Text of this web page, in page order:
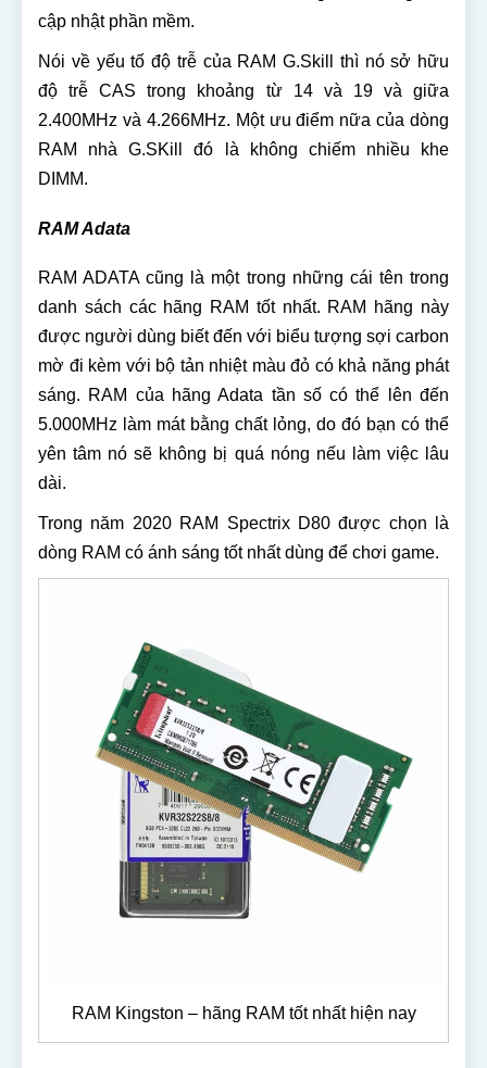
cập nhật phần mềm.
Nói về yếu tố độ trễ của RAM G.Skill thì nó sở hữu
độ trễ CAS trong khoảng từ 14 và 19 và giữa
2.400MHz và 4.266MHz. Một ưu điểm nữa của dòng
RAM nhà G.SKill đó là không chiếm nhiều khe
DIMM.
RAM Adata
RAM ADATA cũng là một trong những cái tên trong
danh sách các hãng RAM tốt nhất. RAM hãng này
được người dùng biết đến với biểu tượng sợi carbon
mờ đi kèm với bộ tản nhiệt màu đỏ có khả năng phát
sáng. RAM của hãng Adata tần số có thể lên đến
5.000MHz làm mát bằng chất lỏng, do đó bạn có thể
yên tâm nó sẽ không bị quá nóng nếu làm việc lâu
dài.
Trong năm 2020 RAM Spectrix D80 được chọn là
dòng RAM có ánh sáng tốt nhất dùng để chơi game.
RAM Kingston – hãng RAM tốt nhất hiện nay